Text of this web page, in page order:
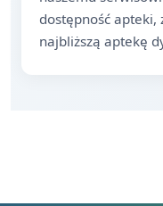
dostępność apteki,
najbliższą aptekę